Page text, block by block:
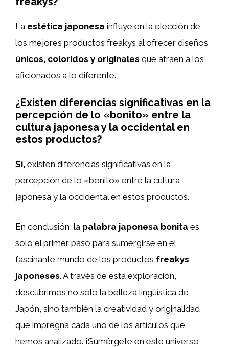
La estética japonesa influye en la elección de
los mejores productos freakys al ofrecer diseños
únicos, coloridos y originales que atraen a los
aficionados a lo diferente.
¿Existen diferencias significativas en la
percepción de lo «bonito» entre la
cultura japonesa y la occidental en
estos productos?
Sí, existen diferencias significativas en la
percepción de lo «bonito» entre la cultura
japonesa y la occidental en estos productos.
En conclusión, la palabra japonesa bonita es
solo el primer paso para sumergirse en el
fascinante mundo de los productos freakys
japoneses. A través de esta exploración,
descubrimos no solo la belleza lingüística de
Japón, sino también la creatividad y originalidad
que impregna cada uno de los artículos que
hemos analizado. ¡Sumérgete en este universo